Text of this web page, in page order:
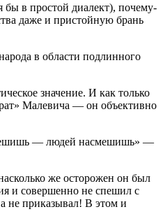
бы в простой диалект), почему-
даже и пристойную брань
в области подлинного
значение. И как только
Малевича — он объективно
— людей насмешишь» —
же осторожен он был
и совершенно не спешил с
не приказывал! В этом и